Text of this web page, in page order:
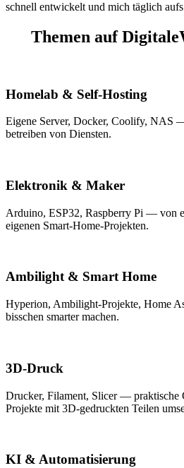
schnell entwickelt und mich täglich
Themen auf
Homelab & Self-Hosting
Eigene Server, Docker, Coolify, NAS
betreiben von Diensten.
Elektronik & Maker
Arduino, ESP32, Raspberry Pi — von
eigenen Smart-Home-Projekten.
Ambilight & Smart Home
Hyperion, Ambilight-Projekte, Home
bisschen smarter machen.
3D-Druck
Drucker, Filament, Slicer — praktische
Projekte mit 3D-gedruckten Teilen
KI & Automatisierung